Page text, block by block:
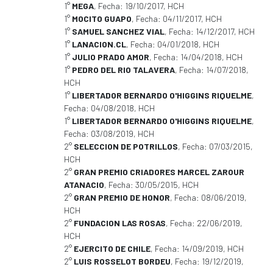
1° MEGA, Fecha: 19/10/2017, HCH
1° MOCITO GUAPO, Fecha: 04/11/2017, HCH
1° SAMUEL SANCHEZ VIAL, Fecha: 14/12/2017, HCH
1° LANACION.CL, Fecha: 04/01/2018, HCH
1° JULIO PRADO AMOR, Fecha: 14/04/2018, HCH
1° PEDRO DEL RIO TALAVERA, Fecha: 14/07/2018,
HCH
1° LIBERTADOR BERNARDO O'HIGGINS RIQUELME,
Fecha: 04/08/2018, HCH
1° LIBERTADOR BERNARDO O'HIGGINS RIQUELME,
Fecha: 03/08/2019, HCH
2° SELECCION DE POTRILLOS, Fecha: 07/03/2015,
HCH
2° GRAN PREMIO CRIADORES MARCEL ZAROUR
ATANACIO, Fecha: 30/05/2015, HCH
2° GRAN PREMIO DE HONOR, Fecha: 08/06/2019,
HCH
2° FUNDACION LAS ROSAS, Fecha: 22/06/2019,
HCH
2° EJERCITO DE CHILE, Fecha: 14/09/2019, HCH
2° LUIS ROSSELOT BORDEU, Fecha: 19/12/2019,